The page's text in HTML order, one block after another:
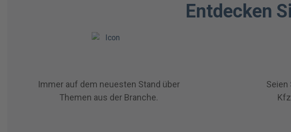
Entdecken
Immer auf dem neuesten Stand über
Themen aus der Branche.
Seien